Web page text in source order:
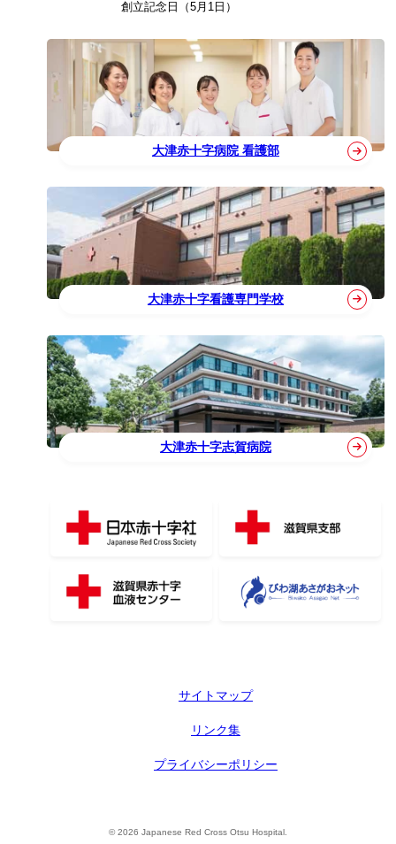
創立記念日（5月1日）
大津赤十字病院 看護部
大津赤十字看護専門学校
大津赤十字志賀病院
サイトマップ
リンク集
プライバシーポリシー
© 2026 Japanese Red Cross Otsu Hospital.